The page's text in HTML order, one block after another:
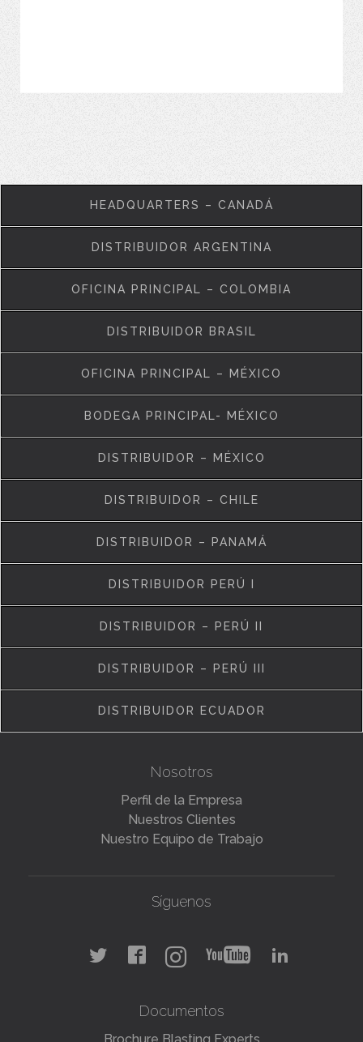
HEADQUARTERS – CANADÁ
DISTRIBUIDOR ARGENTINA
OFICINA PRINCIPAL – COLOMBIA
DISTRIBUIDOR BRASIL
OFICINA PRINCIPAL – MÉXICO
BODEGA PRINCIPAL- MÉXICO
DISTRIBUIDOR – MÉXICO
DISTRIBUIDOR – CHILE
DISTRIBUIDOR – PANAMÁ
DISTRIBUIDOR PERÚ I
DISTRIBUIDOR – PERÚ II
DISTRIBUIDOR – PERÚ III
DISTRIBUIDOR ECUADOR
Nosotros
Perfil de la Empresa
Nuestros Clientes
Nuestro Equipo de Trabajo
Síguenos
Documentos